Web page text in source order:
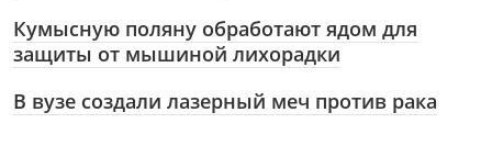
Кумысную поляну обработают ядом для
защиты от мышиной лихорадки
В вузе создали лазерный меч против рака